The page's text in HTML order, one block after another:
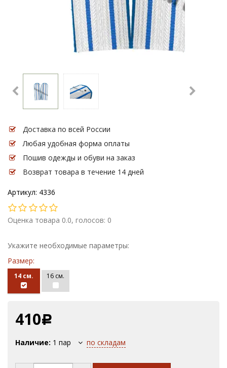
Доставка по всей России
Любая удобная форма оплаты
Пошив одежды и обуви на заказ
Возврат товара в течение 14 дней
Артикул: 4336
Оценка товара 0.0, голосов: 0
Укажите необходимые параметры:
Размер:
14 см. 16 см.
410Р
Наличие: 1 пар по складам